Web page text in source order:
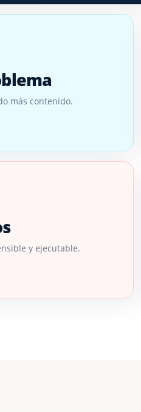
más contenido.
y ejecutable.